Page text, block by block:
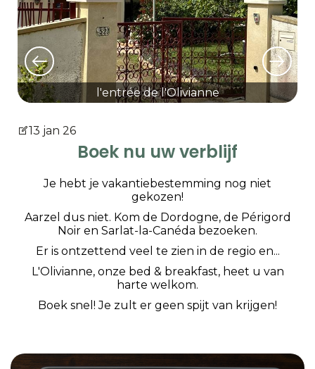
l'entrée de l'Olivianne
13 jan 26
Boek nu uw verblijf
Je hebt je vakantiebestemming nog niet
gekozen!
Aarzel dus niet. Kom de Dordogne, de Périgord
Noir en Sarlat-la-Canéda bezoeken.
Er is ontzettend veel te zien in de regio en...
L'Olivianne, onze bed & breakfast, heet u van
harte welkom.
Boek snel! Je zult er geen spijt van krijgen!